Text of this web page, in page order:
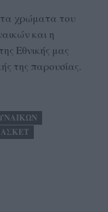
χρώματα του
και η
Εθνικής μας
της παρουσίας.